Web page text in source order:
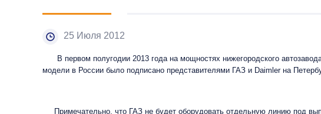
25 Июля 2012
В первом полугодии 2013 года на мощностях нижегородского
модели в России было подписано представителями ГАЗ и Daimler на
Примечательно, что ГАЗ не будет оборудовать отдельную линию под